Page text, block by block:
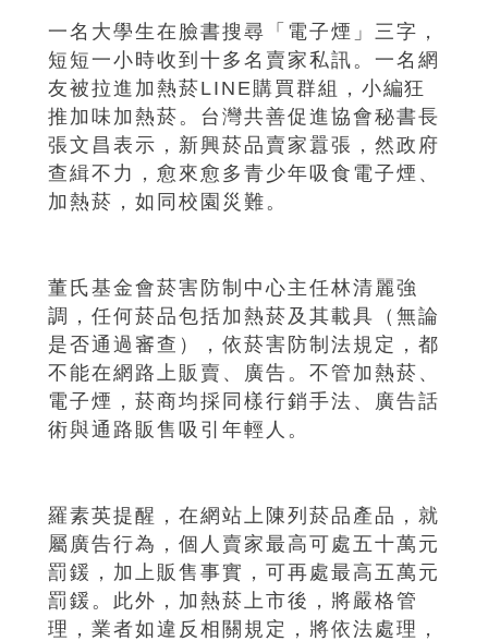
一名大學生在臉書搜尋「電子煙」三字，
短短一小時收到十多名賣家私訊。一名網
友被拉進加熱菸LINE購買群組，小編狂
推加味加熱菸。台灣共善促進協會秘書長
張文昌表示，新興菸品賣家囂張，然政府
查緝不力，愈來愈多青少年吸食電子煙、
加熱菸，如同校園災難。
董氏基金會菸害防制中心主任林清麗強
調，任何菸品包括加熱菸及其載具（無論
是否通過審查），依菸害防制法規定，都
不能在網路上販賣、廣告。不管加熱菸、
電子煙，菸商均採同樣行銷手法、廣告話
術與通路販售吸引年輕人。
羅素英提醒，在網站上陳列菸品產品，就
屬廣告行為，個人賣家最高可處五十萬元
罰鍰，加上販售事實，可再處最高五萬元
罰鍰。此外，加熱菸上市後，將嚴格管
理，業者如違反相關規定，將依法處理，